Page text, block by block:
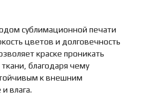
сублимационной печати
цветов и долговечность
краске проникать
благодаря чему
к внешним
влага.